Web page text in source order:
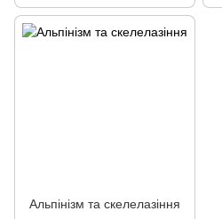
Альпінізм та скелелазіння